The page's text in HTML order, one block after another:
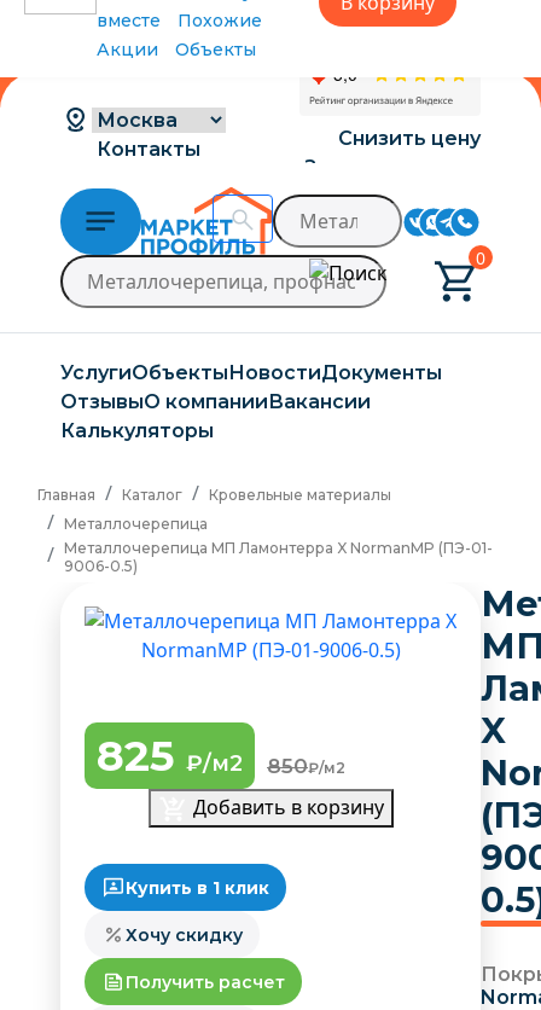
В связи с нестабильной курсовой
ситуацией розничные цены могут
меняться, просим Вас уточнять цены у
наших менеджеров.
Контакты
Снизить цену
Заказать расчет
Доставка и оплата
0
УслугиОбъектыНовостиДокументы
ОтзывыО компанииВакансии
Калькуляторы
Главная Каталог
Кровельные материалы
Металлочерепица
Металлочерепица МП Ламонтерра X NormanMP (ПЭ-01-
9006-0.5)
825 ₽/м2 850₽/м2
Добавить в корзину
Купить в 1 клик
Хочу скидку
Получить расчет
X
вместе
Похожие
Акции
Объекты